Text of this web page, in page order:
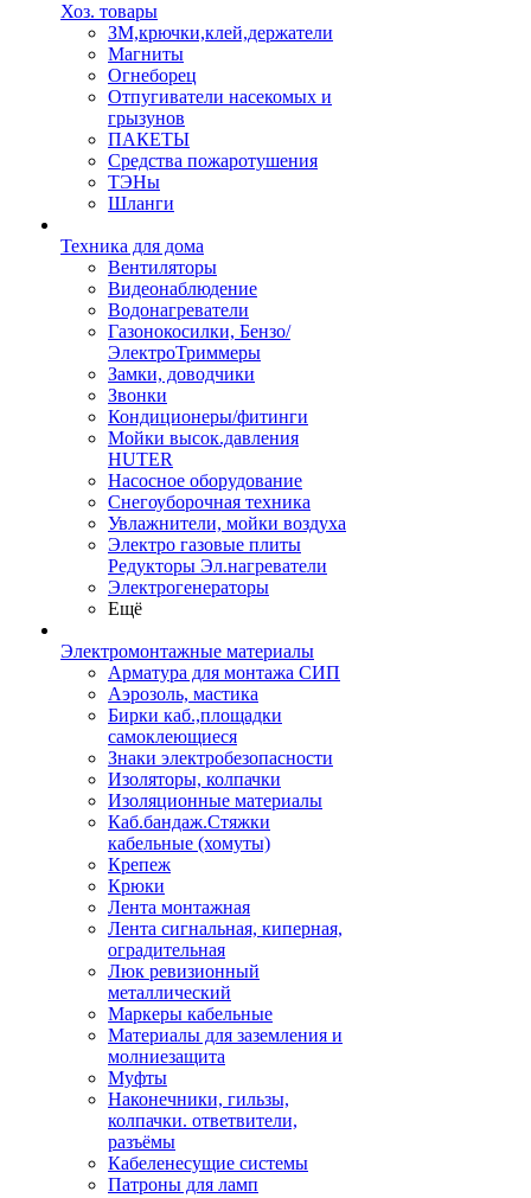
Хоз. товары
ЗМ,крючки,клей,держатели
Магниты
Огнеборец
Отпугиватели насекомых и
грызунов
ПАКЕТЫ
Средства пожаротушения
ТЭНы
Шланги
Техника для дома
Вентиляторы
Видеонаблюдение
Водонагреватели
Газонокосилки, Бензо/
ЭлектроТриммеры
Замки, доводчики
Звонки
Кондиционеры/фитинги
Мойки высок.давления
HUTER
Насосное оборудование
Снегоуборочная техника
Увлажнители, мойки воздуха
Электро газовые плиты
Редукторы Эл.нагреватели
Электрогенераторы
Ещё
Электромонтажные материалы
Арматура для монтажа СИП
Аэрозоль, мастика
Бирки каб.,площадки
самоклеющиеся
Знаки электробезопасности
Изоляторы, колпачки
Изоляционные материалы
Каб.бандаж.Стяжки
кабельные (хомуты)
Крепеж
Крюки
Лента монтажная
Лента сигнальная, киперная,
оградительная
Люк ревизионный
металлический
Маркеры кабельные
Материалы для заземления и
молниезащита
Муфты
Наконечники, гильзы,
колпачки. ответвители,
разъёмы
Кабеленесущие системы
Патроны для ламп